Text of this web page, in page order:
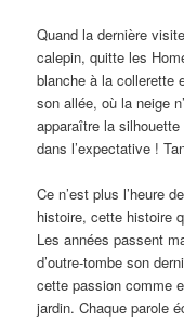
Quand la dernière
calepin, quitte les
blanche à la collerette
son allée, où la neige
apparaître la
dans l’expectative !
Ce n’est plus l’heure
histoire, cette histoire
Les années passent
d’outre-tombe son
cette passion comme
jardin. Chaque parole